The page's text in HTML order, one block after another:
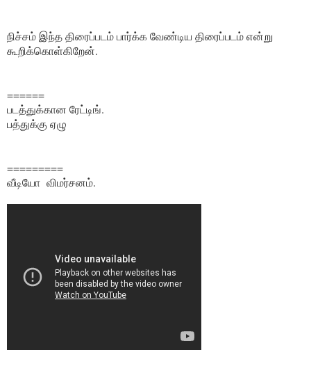
நிச்சம் இந்த திரைப்படம் பார்க்க வேண்டிய திரைப்படம் என்று
கூறிக்கொள்கிறேன்.
======
படத்துக்கான ரேட்டிங்.
பத்துக்கு ஏழு
=========
வீடியோ விமர்சனம்.